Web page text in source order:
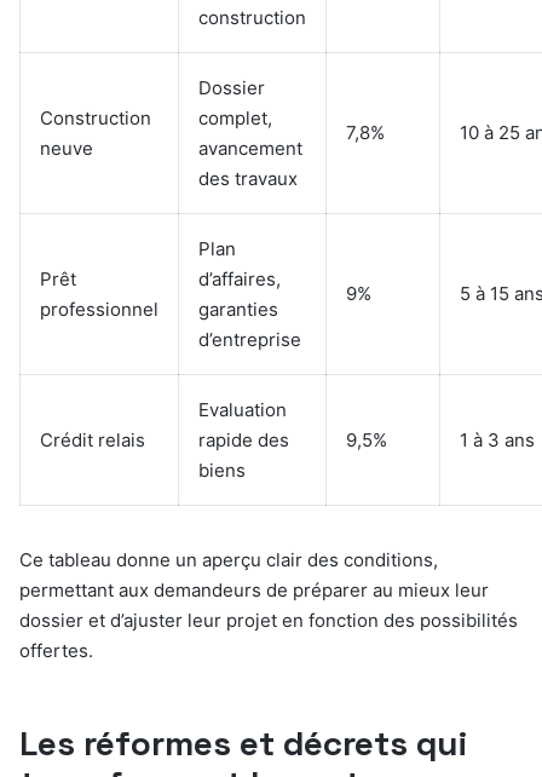
construction
Construction
neuve
Dossier
complet,
avancement
des travaux
7,8% 10 à 25
Prêt
professionnel
Plan
d’affaires,
garanties
d’entreprise
9% 5 à 15
Crédit relais
Evaluation
rapide des
biens
9,5% 1 à 3 ans
Ce tableau donne un aperçu clair des conditions,
permettant aux demandeurs de préparer au mieux leur
dossier et d’ajuster leur projet en fonction des possibilités
offertes.
Les réformes et décrets qui